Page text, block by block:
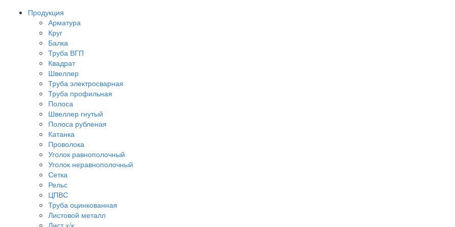
Продукция
Арматура
Круг
Балка
Труба ВГП
Квадрат
Швеллер
Труба электросварная
Труба профильная
Полоса
Швеллер гнутый
Полоса рубленая
Катанка
Проволока
Уголок равнополочный
Уголок неравнополочный
Сетка
Рельс
ЦПВС
Труба оцинкованная
Листовой металл
Лист х/к